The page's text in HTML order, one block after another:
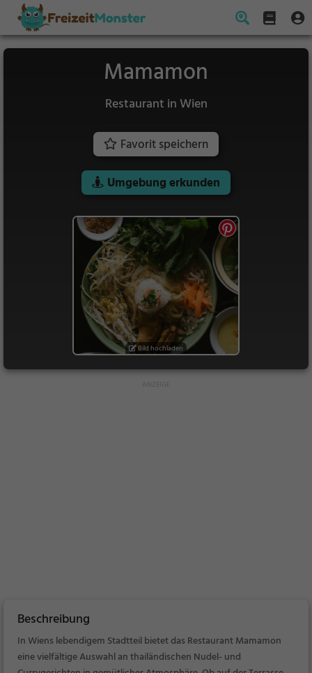
Mamamon
Restaurant in Wien
Favorit speichern
Umgebung erkunden
Bild hochladen
Beschreibung
In Wiens lebendigem Stadtteil bietet das Restaurant Mamamon
eine vielfältige Auswahl an thailändischen Nudel- und